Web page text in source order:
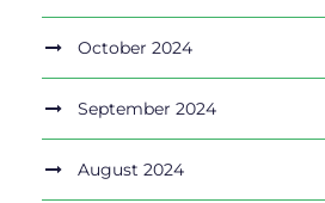
October 2024
September 2024
August 2024